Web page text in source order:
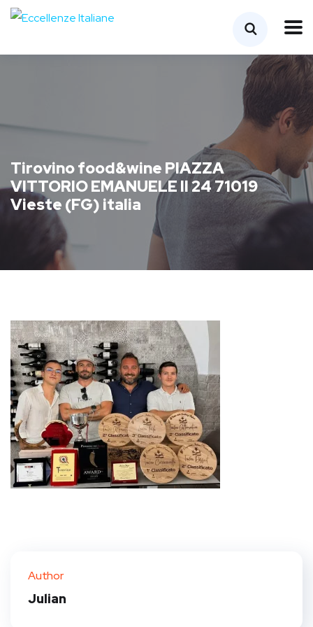
Tirovino food&wine PIAZZA
VITTORIO EMANUELE II 24 71019
Vieste (FG) italia
Author
Julian